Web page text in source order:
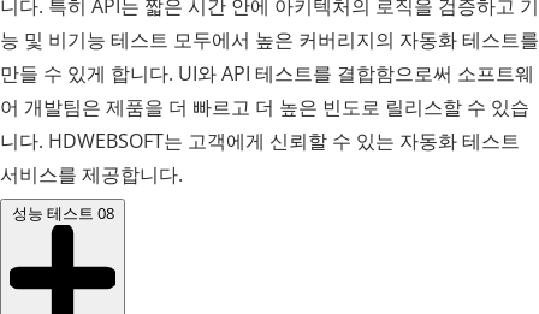
니다. 특히 API는 짧은 시간 안에 아키텍처의 로직을 검증하고 기
능 및 비기능 테스트 모두에서 높은 커버리지의 자동화 테스트를
만들 수 있게 합니다. UI와 API 테스트를 결합함으로써 소프트웨
어 개발팀은 제품을 더 빠르고 더 높은 빈도로 릴리스할 수 있습
니다. HDWEBSOFT는 고객에게 신뢰할 수 있는 자동화 테스트
서비스를 제공합니다.
성능 테스트 08